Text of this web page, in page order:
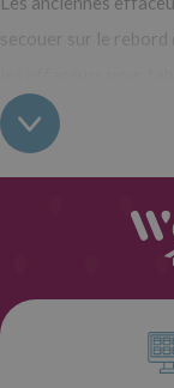
secouer sur le
perdent pas de
efficacement sans
faciles à utiliser, ils
Types
Sur Webcartouche,
pour tableaux blancs